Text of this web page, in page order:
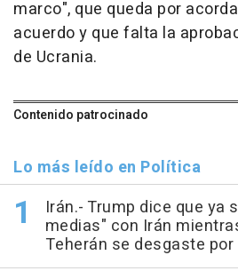
marco", que queda por
acuerdo y que falta la
de Ucrania.
Contenido patrocinado
Lo más leído en Política
Irán.- Trump dice que ya
medias" con Irán
Teherán se desgaste